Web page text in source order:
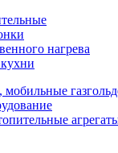
нагрева
мобильные